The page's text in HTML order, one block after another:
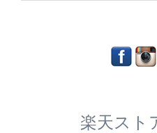
楽天スト